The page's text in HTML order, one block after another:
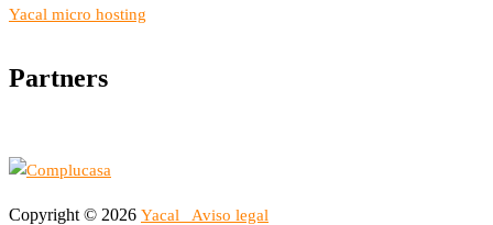
Yacal micro hosting
Partners
Copyright © 2026 Yacal Aviso legal